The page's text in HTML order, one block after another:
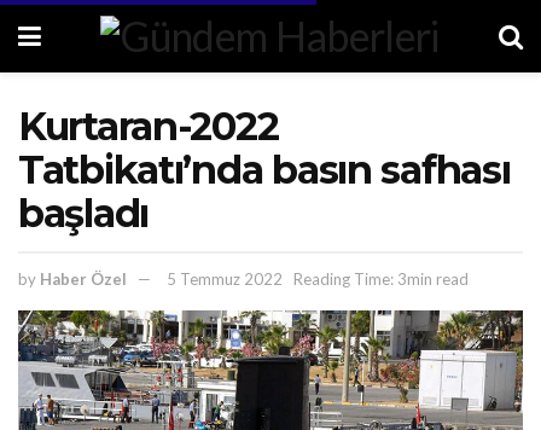
Kurtaran-2022
Tatbikatı’nda basın safhası
başladı
by Haber Özel 5 Temmuz 2022 Reading Time: 3min read